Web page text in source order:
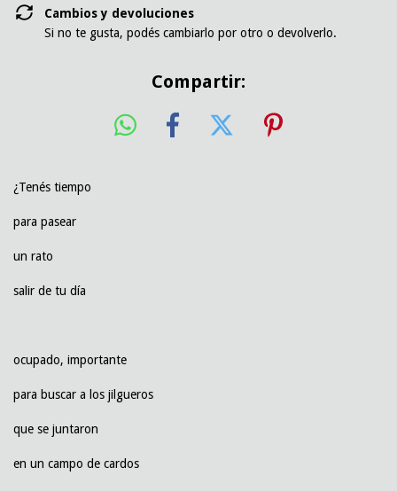
Cambios y devoluciones
Si no te gusta, podés cambiarlo por otro o devolverlo.
Compartir:
¿Tenés tiempo
para pasear
un rato
salir de tu día
ocupado, importante
para buscar a los jilgueros
que se juntaron
en un campo de cardos